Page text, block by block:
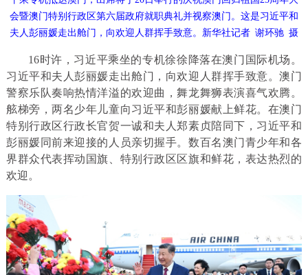
会暨澳门特别行政区第六届政府就职典礼并视察澳门。这是习近平和
夫人彭丽媛走出舱门，向欢迎人群挥手致意。新华社记者 谢环驰 摄
16时许，习近平乘坐的专机徐徐降落在澳门国际机场。
习近平和夫人彭丽媛走出舱门，向欢迎人群挥手致意。澳门
警察乐队奏响热情洋溢的欢迎曲，舞龙舞狮表演喜气欢腾。
舷梯旁，两名少年儿童向习近平和彭丽媛献上鲜花。在澳门
特别行政区行政长官贺一诚和夫人郑素贞陪同下，习近平和
彭丽媛同前来迎接的人员亲切握手。数百名澳门青少年和各
界群众代表挥动国旗、特别行政区区旗和鲜花，表达热烈的
欢迎。